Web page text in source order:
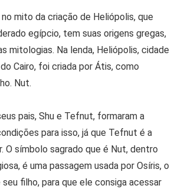
mito da criação de Heliópolis, que
egípcio, tem suas origens gregas,
mitologias. Na lenda, Heliópolis, cidade
Cairo, foi criada por Átis, como
Nut.
pais, Shu e Tefnut, formaram a
para isso, já que Tefnut é a
O símbolo sagrado que é Nut, dentro
é uma passagem usada por Osíris, o
filho, para que ele consiga acessar